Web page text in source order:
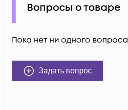
Вопросы о товаре
Пока нет ни одного
Задать вопрос